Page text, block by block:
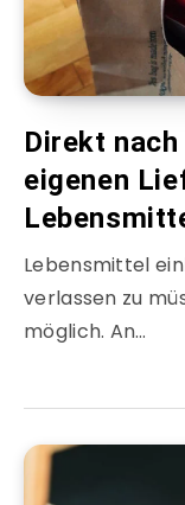
Direkt
eigenen
Lebensmittel
verlassen zu
möglich. An…